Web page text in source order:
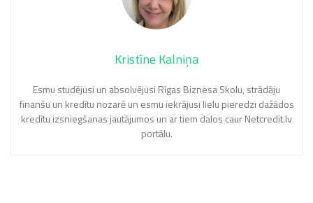
Kristīne Kalniņa
Esmu studējusi un absolvējusi Rīgas Biznesa Skolu, strādāju
finanšu un kredītu nozarē un esmu iekrājusi lielu pieredzi dažādos
kredītu izsniegšanas jautājumos un ar tiem dalos caur Netcredit.lv
portālu.